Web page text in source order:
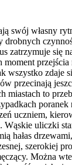
swój własny
drobnych
zatrzymuje się
moment
wszystko zdaje
przecinają
miastach to
uczniem,
Wąskie uliczki
hałas
szerokiej
Można